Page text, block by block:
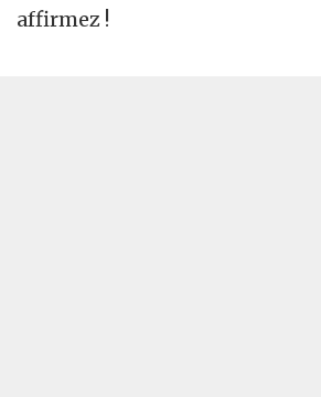
affirmez !